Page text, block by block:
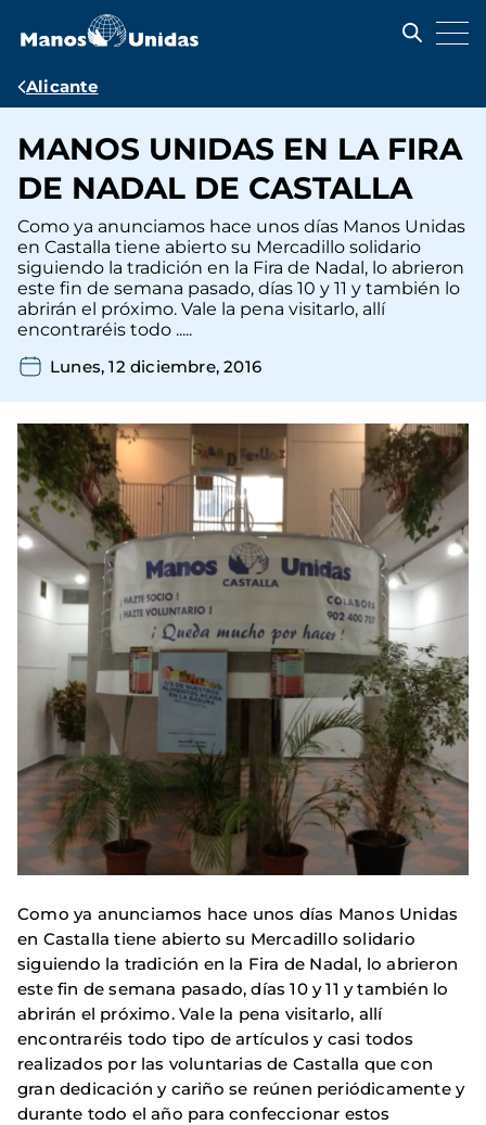
contenido
Ruta
navegación
Alicante
MANOS UNIDAS EN LA FIRA
DE NADAL DE CASTALLA
Como ya anunciamos hace unos días Manos Unidas
en Castalla tiene abierto su Mercadillo solidario
siguiendo la tradición en la Fira de Nadal, lo abrieron
este fin de semana pasado, días 10 y 11 y también lo
abrirán el próximo. Vale la pena visitarlo, allí
encontraréis todo .....
Lunes, 12 diciembre, 2016
Como ya anunciamos hace unos días Manos Unidas
en Castalla tiene abierto su Mercadillo solidario
siguiendo la tradición en la Fira de Nadal, lo abrieron
este fin de semana pasado, días 10 y 11 y también lo
abrirán el próximo. Vale la pena visitarlo, allí
encontraréis todo tipo de artículos y casi todos
realizados por las voluntarias de Castalla que con
gran dedicación y cariño se reúnen periódicamente y
durante todo el año para confeccionar estos